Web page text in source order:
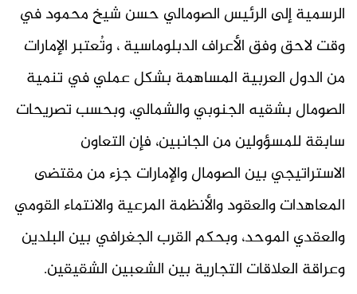
الرسمية إلى الرئيس الصومالي حسن شيخ محمود في
وقت لاحق وفق الأعراف الدبلوماسية ، وتُعتبر الإمارات
من الدول العربية المساهمة بشكل عملي في تنمية
الصومال بشقيه الجنوبي والشمالي، وبحسب تصريحات
سابقة للمسؤولين من الجانبين، فإن التعاون
الاستراتيجي بين الصومال والإمارات جزء من مقتضى
المعاهدات والعقود والأنظمة المرعية والانتماء القومي
والعقدي الموحد، وبحكم القرب الجغرافي بين البلدين
وعراقة العلاقات التجارية بين الشعبين الشقيقين.